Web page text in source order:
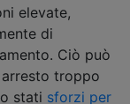
elevate,
di
Ciò può
troppo
stati sforzi per